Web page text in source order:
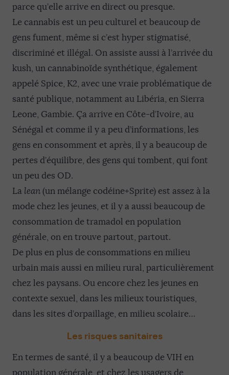
parce qu’elle arrive en direct ou presque.
Le cannabis est un peu culturel et beaucoup de
gens fument, même si c’est hyper stigmatisé,
discriminé et illégal. On assiste aussi à l’arrivée du
kush, un cannabinoïde synthétique, également
appelé Spice, K2, avec une vraie problématique de
santé publique, notamment au Libéria, en Sierra
Leone, Gambie. Ça arrive en Côte-d’Ivoire, au
Sénégal et comme il y a peu d’informations, les
gens en consomment et après, il y a beaucoup de
pertes d’équilibre, des gens qui tombent, qui font
un peu des OD.
La lean(un mélange codéine+Sprite) est assez à la
mode chez les jeunes, et il y a aussi beaucoup de
consommation de tramadol en population
générale, on en trouve partout, partout.
De plus en plus de consommations en milieu
urbain mais aussi en milieu rural, particulièrement
chez les paysans. Ou encore chez les jeunes en
contexte sexuel, dans les milieux touristiques,
dans les sites d’orpaillage, en milieu scolaire…
Les risques sanitaires
En termes de santé, il y a beaucoup de VIH en
population générale, et chez les usagers de